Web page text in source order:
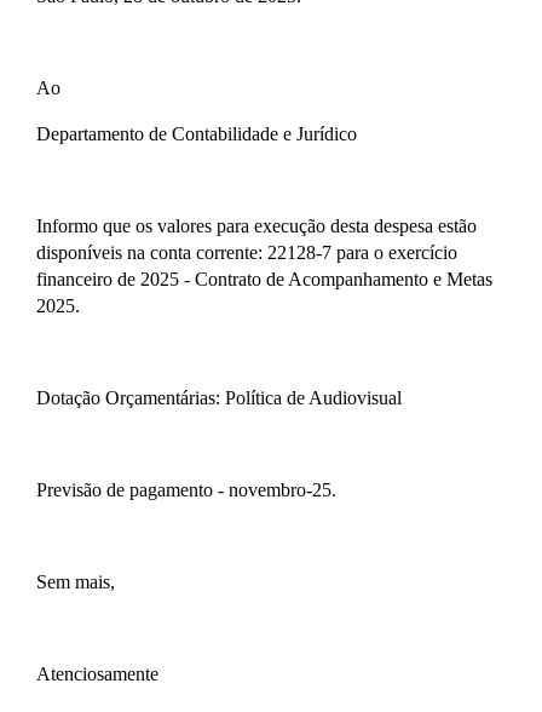
Ao
Departamento de Contabilidade e Jurídico
Informo que os valores para execução desta despesa estão
disponíveis na conta corrente: 22128-7 para o exercício
financeiro de 2025 - Contrato de Acompanhamento e Metas
2025.
Dotação Orçamentárias: Política de Audiovisual
Previsão de pagamento - novembro-25.
Sem mais,
Atenciosamente